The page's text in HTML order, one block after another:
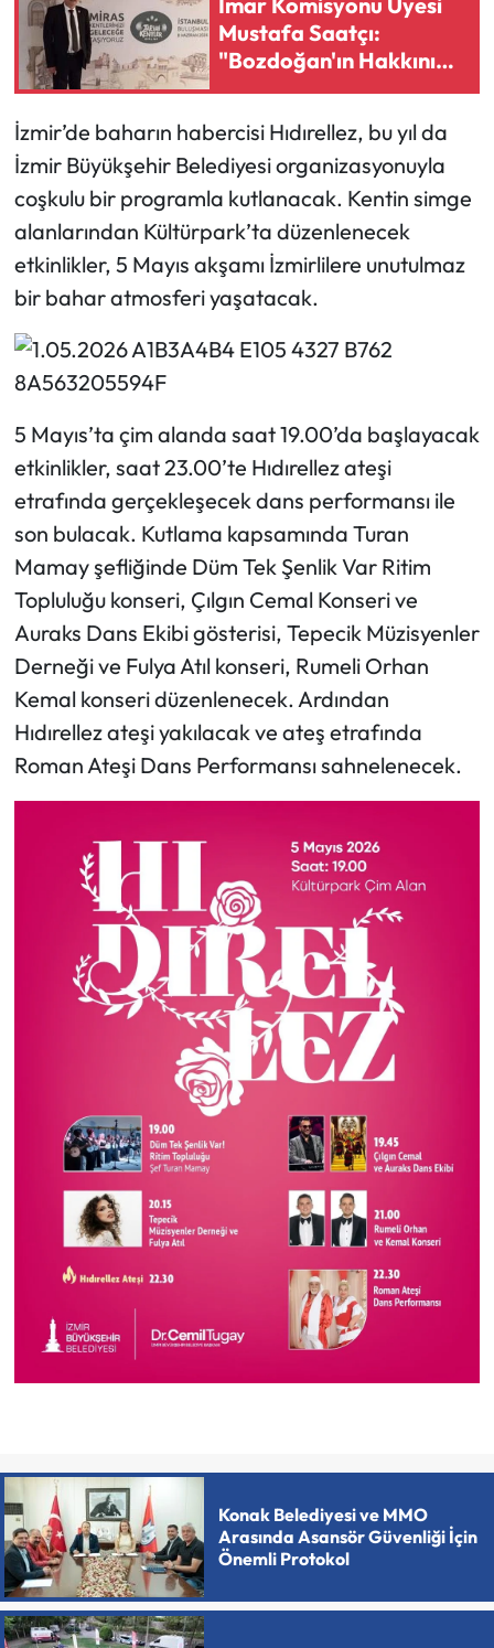
Mustafa Saatçı:
"Bozdoğan'ın Hakkını
Sonuna Kadar
İzmir’de baharın habercisi Hıdırellez, bu yıl da
İzmir Büyükşehir Belediyesi organizasyonuyla
coşkulu bir programla kutlanacak. Kentin simge
alanlarından Kültürpark’ta düzenlenecek
etkinlikler, 5 Mayıs akşamı İzmirlilere unutulmaz
bir bahar atmosferi yaşatacak.
5 Mayıs’ta çim alanda saat 19.00’da başlayacak
etkinlikler, saat 23.00’te Hıdırellez ateşi
etrafında gerçekleşecek dans performansı ile
son bulacak. Kutlama kapsamında Turan
Mamay şefliğinde Düm Tek Şenlik Var Ritim
Topluluğu konseri, Çılgın Cemal Konseri ve
Auraks Dans Ekibi gösterisi, Tepecik Müzisyenler
Derneği ve Fulya Atıl konseri, Rumeli Orhan
Kemal konseri düzenlenecek. Ardından
Hıdırellez ateşi yakılacak ve ateş etrafında
Roman Ateşi Dans Performansı sahnelenecek.
Konak Belediyesi ve MMO
Arasında Asansör Güvenliği İçin
Önemli Protokol